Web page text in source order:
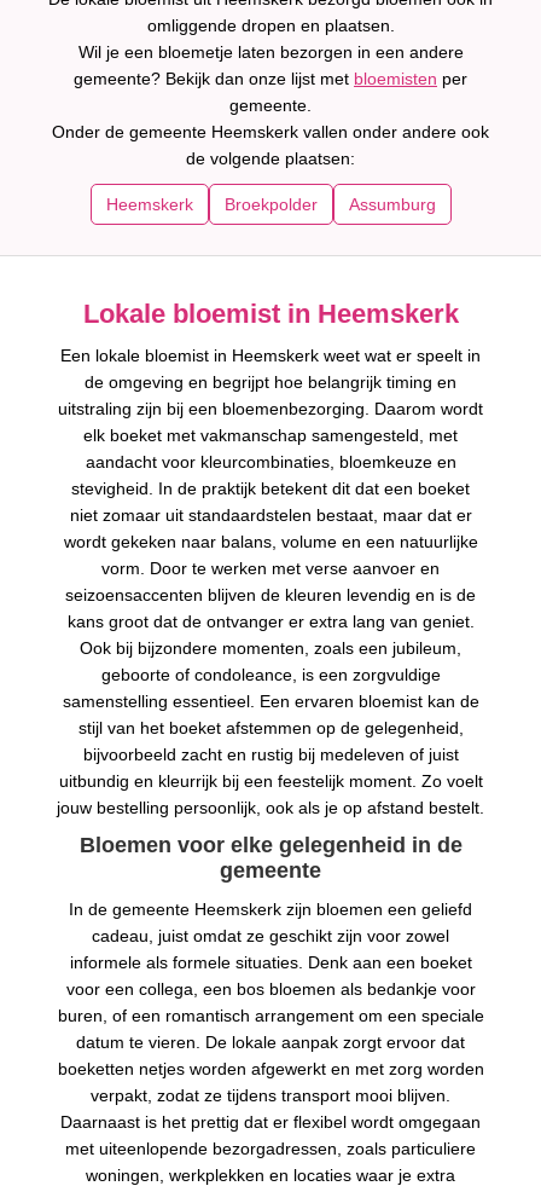
omliggende dropen en plaatsen.
Wil je een bloemetje laten bezorgen in een andere
gemeente? Bekijk dan onze lijst met bloemisten per
gemeente.
Onder de gemeente Heemskerk vallen onder andere ook
de volgende plaatsen:
Heemskerk Broekpolder Assumburg
Lokale bloemist in Heemskerk
Een lokale bloemist in Heemskerk weet wat er speelt in
de omgeving en begrijpt hoe belangrijk timing en
uitstraling zijn bij een bloemenbezorging. Daarom wordt
elk boeket met vakmanschap samengesteld, met
aandacht voor kleurcombinaties, bloemkeuze en
stevigheid. In de praktijk betekent dit dat een boeket
niet zomaar uit standaardstelen bestaat, maar dat er
wordt gekeken naar balans, volume en een natuurlijke
vorm. Door te werken met verse aanvoer en
seizoensaccenten blijven de kleuren levendig en is de
kans groot dat de ontvanger er extra lang van geniet.
Ook bij bijzondere momenten, zoals een jubileum,
geboorte of condoleance, is een zorgvuldige
samenstelling essentieel. Een ervaren bloemist kan de
stijl van het boeket afstemmen op de gelegenheid,
bijvoorbeeld zacht en rustig bij medeleven of juist
uitbundig en kleurrijk bij een feestelijk moment. Zo voelt
jouw bestelling persoonlijk, ook als je op afstand bestelt.
Bloemen voor elke gelegenheid in de
gemeente
In de gemeente Heemskerk zijn bloemen een geliefd
cadeau, juist omdat ze geschikt zijn voor zowel
informele als formele situaties. Denk aan een boeket
voor een collega, een bos bloemen als bedankje voor
buren, of een romantisch arrangement om een speciale
datum te vieren. De lokale aanpak zorgt ervoor dat
boeketten netjes worden afgewerkt en met zorg worden
verpakt, zodat ze tijdens transport mooi blijven.
Daarnaast is het prettig dat er flexibel wordt omgegaan
met uiteenlopende bezorgadressen, zoals particuliere
woningen, werkplekken en locaties waar je extra